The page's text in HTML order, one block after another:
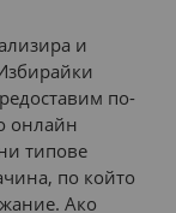
и
по-
онлайн
типове
по който
Ако